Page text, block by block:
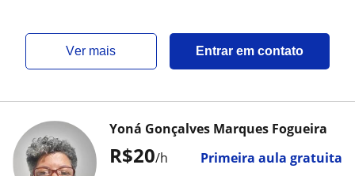
ver mais Entrar em contato
R$20/h Primeira aula gratuita
Yoná Gonçalves Marques Fogueira